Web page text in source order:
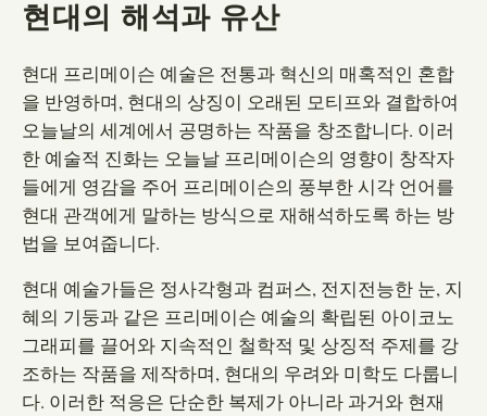
현대의 해석과 유산
현대 프리메이슨 예술은 전통과 혁신의 매혹적인 혼합
을 반영하며, 현대의 상징이 오래된 모티프와 결합하여
오늘날의 세계에서 공명하는 작품을 창조합니다. 이러
한 예술적 진화는 오늘날 프리메이슨의 영향이 창작자
들에게 영감을 주어 프리메이슨의 풍부한 시각 언어를
현대 관객에게 말하는 방식으로 재해석하도록 하는 방
법을 보여줍니다.
현대 예술가들은 정사각형과 컴퍼스, 전지전능한 눈, 지
혜의 기둥과 같은 프리메이슨 예술의 확립된 아이코노
그래피를 끌어와 지속적인 철학적 및 상징적 주제를 강
조하는 작품을 제작하며, 현대의 우려와 미학도 다룹니
다. 이러한 적응은 단순한 복제가 아니라 과거와 현재